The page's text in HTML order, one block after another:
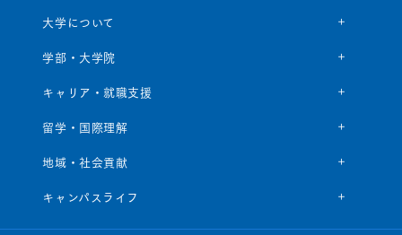
大学について
学部・大学院
キャリア・就職支援
留学・国際理解
地域・社会貢献
キャンパスライフ